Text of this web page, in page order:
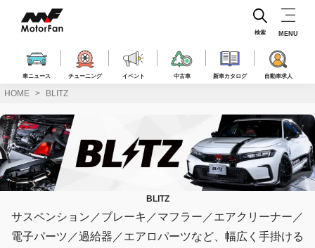
ス
ッ
プ
車ニュース チューニング イベント 中古車 新車カタログ 自動車求人
検索 MENU
HOME BLITZ
BLITZ
サスペンション／ブレーキ／マフラー／エアクリーナー／
電子パーツ／過給器／エアロパーツなど、幅広く手掛ける